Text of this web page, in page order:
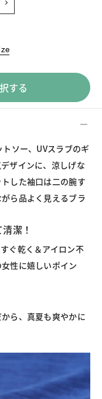
する
ソー、UVスラブのギ
ザインに、涼しげな
した袖口は二の腕す
ら品よく見えるブラ
潔！
ぐ乾く＆アイロン不
性に嬉しいポイン
ら、真夏も爽やかに